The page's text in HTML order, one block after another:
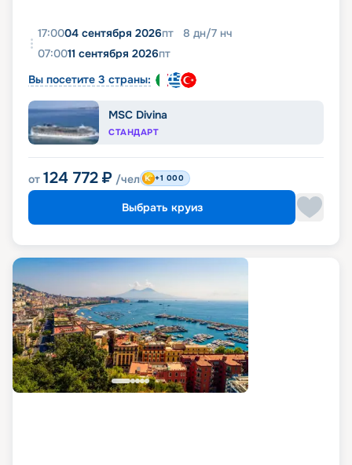
17:0004 сентября 2026пт 8 дн/7 нч
07:0011 сентября 2026пт
Вы посетите 3 страны:
MSC Divina
СТАНДАРТ
от 124 772 ₽ /чел +1 000
Выбрать круиз